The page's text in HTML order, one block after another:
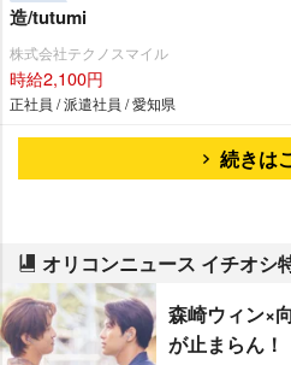
造/tutumi
株式会社テクノスマイル
時給2,100円
正社員 / 派遣社員 / 愛知県
続きは
オリコンニュース イチオシ
森崎ウィン×
が止まらん！